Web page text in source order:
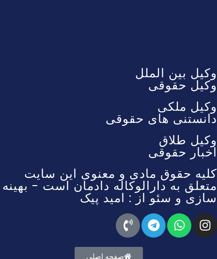
وکیل بین الملل
وکیل حقوقی
وکیل ملکی
دانستنی های حقوقی
وکیل طلاق
اخبار حقوقی
کلیه حقوق مادی و معنوی این سایت
متعلق به دارالوکاله دادمان است - بهینه
سازی و سئو از : امید پیک
صفحه اصلی